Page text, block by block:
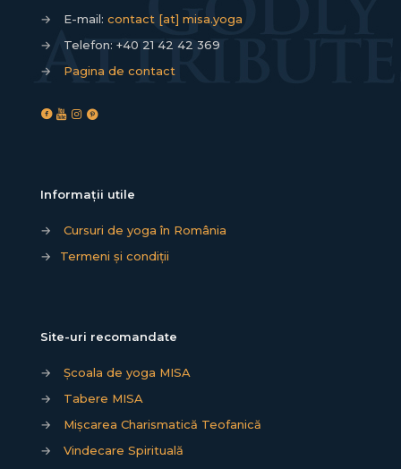
→ E-mail: contact [at] misa.yoga
→
Telefon: +40 21 42 42 369
→
Pagina de contact
Informații utile
→
Cursuri de yoga în România
→
Termeni și condiții
Site-uri recomandate
→
Școala de yoga MISA
→
Tabere MISA
→
Mișcarea Charismatică Teofanică
→
Vindecare Spirituală